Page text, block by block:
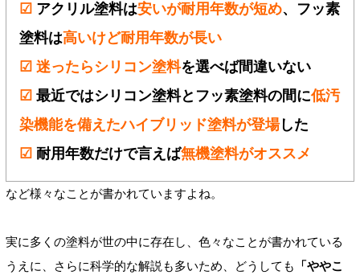
☑ アクリル塗料は安いが耐用年数が短め、フッ素
塗料は高いけど耐用年数が長い
☑ 迷ったらシリコン塗料を選べば間違いない
☑ 最近ではシリコン塗料とフッ素塗料の間に低汚
染機能を備えたハイブリッド塗料が登場した
☑ 耐用年数だけで言えば無機塗料がオススメ
など様々なことが書かれていますよね。
実に多くの塗料が世の中に存在し、色々なことが書かれている
うえに、さらに科学的な解説も多いため、どうしても
「ややこ